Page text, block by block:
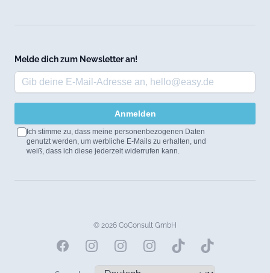
Melde dich zum Newsletter an!
Anmelden
Ich stimme zu, dass meine personenbezogenen Daten
genutzt werden, um werbliche E-Mails zu erhalten, und
weiß, dass ich diese jederzeit widerrufen kann.
© 2026 CoConsult GmbH
FacebookInstagramInstagramInstagram